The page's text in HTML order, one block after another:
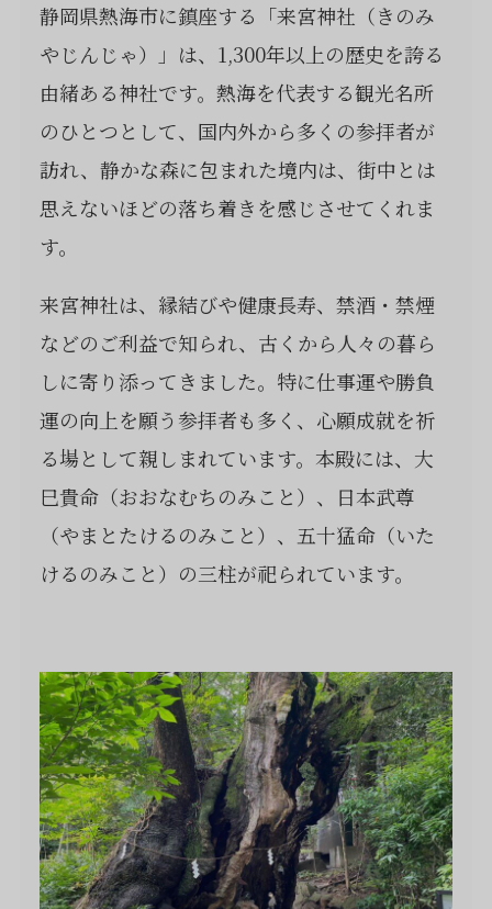
静岡県熱海市に鎮座する「来宮神社（きのみ
やじんじゃ）」は、1,300年以上の歴史を誇る
由緒ある神社です。熱海を代表する観光名所
のひとつとして、国内外から多くの参拝者が
訪れ、静かな森に包まれた境内は、街中とは
思えないほどの落ち着きを感じさせてくれま
す。
来宮神社は、縁結びや健康長寿、禁酒・禁煙
などのご利益で知られ、古くから人々の暮ら
しに寄り添ってきました。特に仕事運や勝負
運の向上を願う参拝者も多く、心願成就を祈
る場として親しまれています。本殿には、大
巳貴命（おおなむちのみこと）、日本武尊
（やまとたけるのみこと）、五十猛命（いた
けるのみこと）の三柱が祀られています。